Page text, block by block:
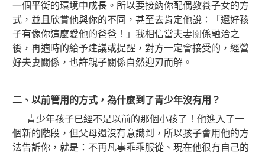
一個平衡的環境中成長。所以要接納你配偶教養子女的方
式，並且欣賞他與你的不同，甚至去肯定他說：「還好孩
子有像你這麼愛他的爸爸！」我相信當夫妻關係融洽之
後，再適時的給予建議或提醒，對方一定會接受的，經營
好夫妻關係，也許親子關係自然迎刃而解。
二、以前管用的方式，為什麼到了青少年沒有用？
青少年孩子已經不是以前的那個小孩了！他進入了一
個新的階段，但父母還沒有意識到，所以孩子會用他的方
法告訴你，就是：不再凡事乖乖服從、現在他很有自己的